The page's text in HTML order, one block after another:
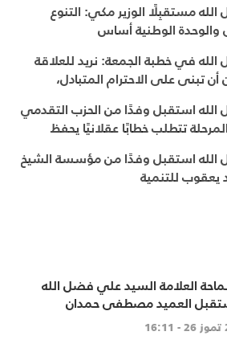
مستقبِلًا الوزير مكي: التنوع
والوحدة الوطنية أساس
العلامة فضل الله في خطبة الجمعة: نريد للعلاقة
أن تبنى على الاحترام المتبادل،
الله استقبل وفدًا من الحزب التقدمي
تتطلب خطابًا عقلانيًا يحفظ
الله استقبل وفدًا من مؤسسة الشيخ
يعقوب للتنمية
العلامة السيد علي فضل الله
العميد مصطفى حمدان